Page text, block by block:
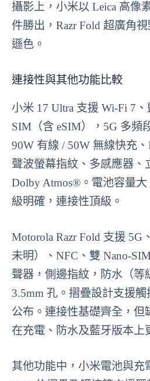
攝影上，小米以 Leica 高像
件勝出，Razr Fold 超廣角
遜色。
連接性與其他功能比較
小米 17 Ultra 支援 Wi-Fi 7
SIM（含 eSIM），5G 多頻
90W 有線 / 50W 無線快充
聲波螢幕指紋、多感應器、
Dolby Atmos®。電池容量
級明確，連接性頂級。
Motorola Razr Fold 支援 5G
未明）、NFC、雙 Nano-
聲器，側邊指紋，防水（等
3.5mm 孔。摺疊設計支援
公布。連接性基礎齊全，但
在充電、防水及藍牙版本上
其他功能中，小米電池與充